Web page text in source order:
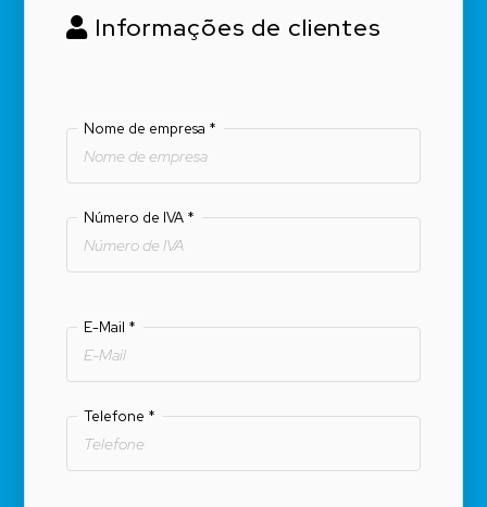
Informações de clientes
Nome de empresa *
Número de IVA *
E-Mail *
Telefone *